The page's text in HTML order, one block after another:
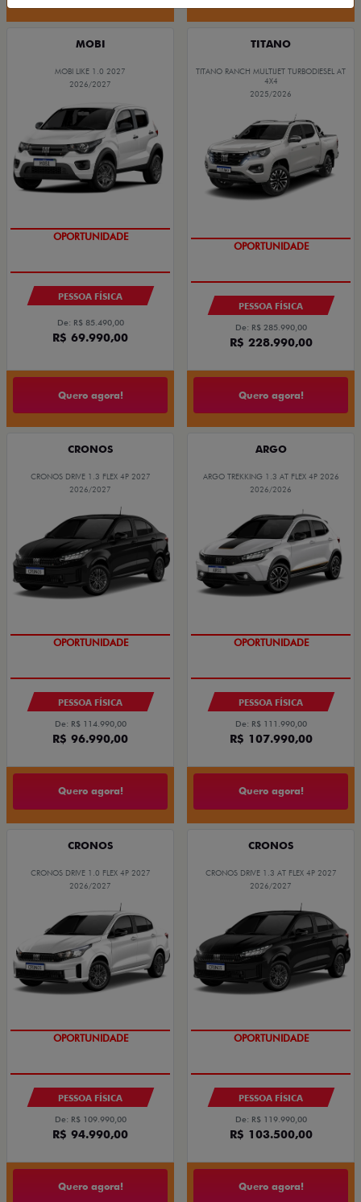
MOBI
MOBI LIKE 1.0 2027
2026/2027
OPORTUNIDADE
PESSOA FÍSICA
De: R$ 85.490,00
R$ 69.990,00
Quero agora!
TITANO
TITANO RANCH MULTIJET TURBODIESEL AT
4X4
2025/2026
COM USADO NA TROCA
PESSOA FÍSICA
De: R$ 285.990,00
R$ 228.990,00
Quero agora!
CRONOS
CRONOS DRIVE 1.3 FLEX 4P 2027
2026/2027
COM USADO NA TROCA
PESSOA FÍSICA
De: R$ 114.990,00
R$ 96.990,00
Quero agora!
ARGO
ARGO TREKKING 1.3 AT FLEX 4P 2026
2026/2026
OPORTUNIDADE
PESSOA FÍSICA
De: R$ 111.990,00
R$ 107.990,00
Quero agora!
CRONOS
CRONOS DRIVE 1.0 FLEX 4P 2027
2026/2027
COM USADO NA TROCA
PESSOA FÍSICA
De: R$ 109.990,00
R$ 94.990,00
Quero agora!
CRONOS
CRONOS DRIVE 1.3 AT FLEX 4P 2027
2026/2027
COM USADO NA TROCA
PESSOA FÍSICA
De: R$ 119.990,00
R$ 103.500,00
Quero agora!